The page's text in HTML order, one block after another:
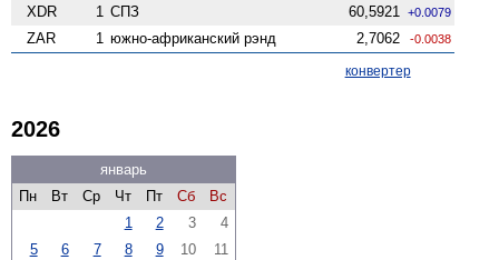
XDR 1 СПЗ 60,5921 +0.0079
ZAR 1 южно-африканский рэнд 2,7062 -0.0038
конвертер
2026
январь
Пн
Вт Ср Чт Пт Сб
Вс
1
2 3
4
5
6 7 8 9 10
11